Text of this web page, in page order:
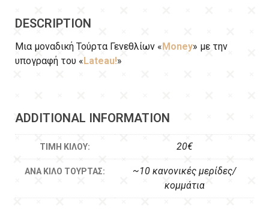
DESCRIPTION
Μια μοναδική Τούρτα Γενεθλίων «Money» με την
υπογραφή του «Lateau!»
ADDITIONAL INFORMATION
ΤΙΜΉ ΚΙΛΟΎ: 20€
ΑΝΆ ΚΙΛΌ ΤΟΎΡΤΑΣ:
~10 κανονικές μερίδες/
κομμάτια